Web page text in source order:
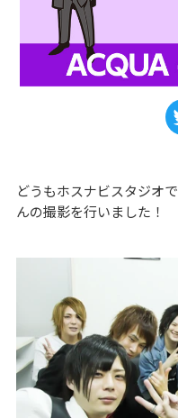
どうもホスナビスタジオ
んの撮影を行いました！